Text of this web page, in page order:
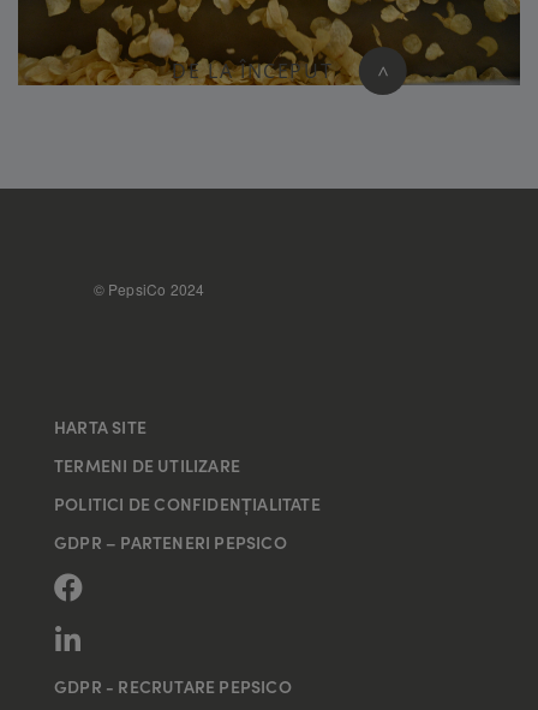
FOOTER
© PepsiCo 2024
HARTA SITE
TERMENI DE UTILIZARE
POLITICI DE CONFIDENȚIALITATE
GDPR – PARTENERI PEPSICO
GDPR - RECRUTARE PEPSICO
DE LA ÎNCEPUT >